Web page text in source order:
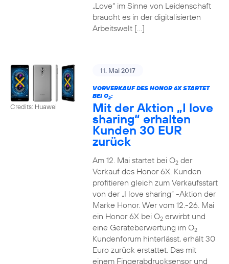
„Love“ im Sinne von Leidenschaft
braucht es in der digitalisierten
Arbeitswelt […]
Credits: Huawei
11. Mai 2017
VORVERKAUF DES HONOR 6X STARTET
BEI O2:
Mit der Aktion „I love
sharing“ erhalten
Kunden 30 EUR
zurück
Am 12. Mai startet bei O2der
Verkauf des Honor 6X. Kunden
profitieren gleich zum Verkaufsstart
von der „I love sharing“ -Aktion der
Marke Honor. Wer vom 12.-26. Mai
ein Honor 6X bei O2erwirbt und
eine Geräteberwertung im O2
Kundenforum hinterlässt, erhält 30
Euro zurück erstattet. Das mit
einem Fingerabdrucksensor und